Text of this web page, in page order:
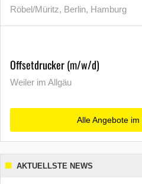
Röbel/Müritz, Berlin, Hamburg
Offsetdrucker (m/w/d)
Weiler im Allgäu
Alle Angebote
AKTUELLSTE NEWS